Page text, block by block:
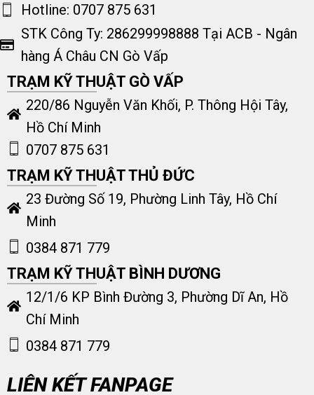
Hotline: 0707 875 631
STK Công Ty: 286299998888 Tại ACB - Ngân
hàng Á Châu CN Gò Vấp
TRẠM KỸ THUẬT GÒ VẤP
220/86 Nguyễn Văn Khối, P. Thông Hội Tây,
Hồ Chí Minh
0707 875 631
TRẠM KỸ THUẬT THỦ ĐỨC
23 Đường Số 19, Phường Linh Tây, Hồ Chí
Minh
0384 871 779
TRẠM KỸ THUẬT BÌNH DƯƠNG
12/1/6 KP Bình Đường 3, Phường Dĩ An, Hồ
Chí Minh
0384 871 779
LIÊN KẾT FANPAGE